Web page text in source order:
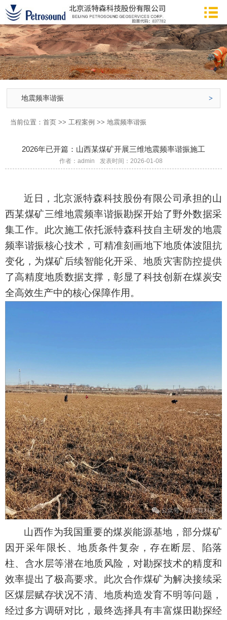
地震频率谐振
当前位置： 首页 >> 工程案例 >> 地震频率谐振
2026年已开篇：山西某煤矿开展三维地震频率谐振施工
作者：admin 发表时间：2026-01-08
近日，北京派特森科技股份有限公司承担的山
西某煤矿三维地震频率谐振勘探开始了野外数据采
集工作。此次施工依托派特森科技自主研发的地震
频率谐振核心技术，可精准刻画地下地质体波阻抗
变化，为煤矿后续智能化开采、地质灾害防控提供
了高精度地质数据支撑，彰显了科技创新在煤炭安
全高效生产中的核心保障作用。
山西作为我国重要的煤炭能源基地，部分煤矿
因开采年限长、地质条件复杂，存在断层、陷落
柱、含水层等潜在地质风险，对勘探技术的精度和
效率提出了极高要求。此次合作煤矿为解决接续采
区煤层赋存状况不清、地质构造发育不明等问题，
经过多方调研对比，最终选择具有丰富煤田勘探经